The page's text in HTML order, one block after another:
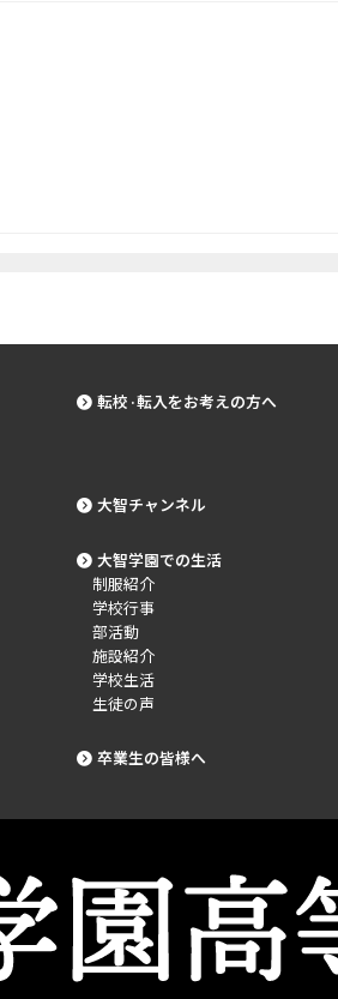
転校·転入をお考えの方へ
大智チャンネル
大智学園での生活
制服紹介
学校行事
部活動
施設紹介
学校生活
生徒の声
卒業生の皆様へ